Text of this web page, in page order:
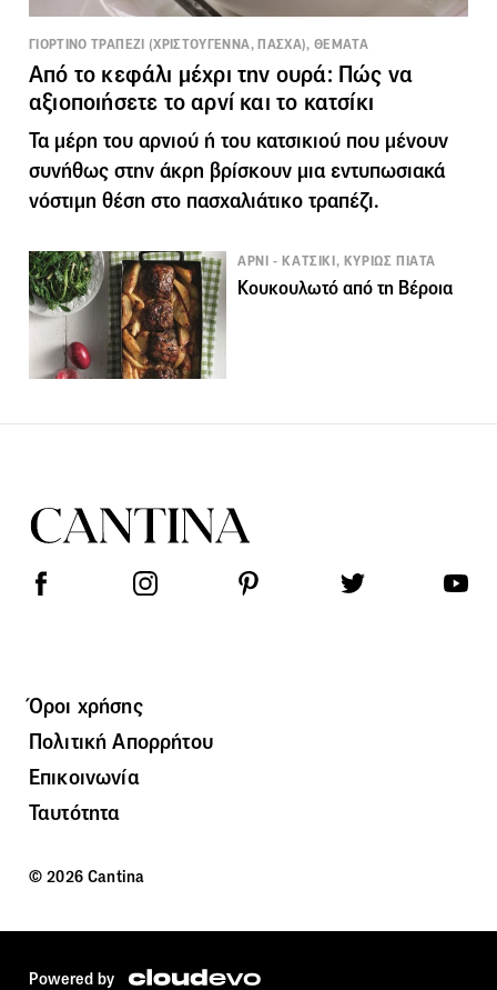
ΓΙΟΡΤΙΝΟ ΤΡΑΠΕΖΙ (ΧΡΙΣΤΟΥΓΕΝΝΑ, ΠΑΣΧΑ), ΘΕΜΑΤΑ
Από το κεφάλι μέχρι την ουρά: Πώς να
αξιοποιήσετε το αρνί και το κατσίκι
Τα μέρη του αρνιού ή του κατσικιού που μένουν
συνήθως στην άκρη βρίσκουν μια εντυπωσιακά
νόστιμη θέση στο πασχαλιάτικο τραπέζι.
ΑΡΝΙ - ΚΑΤΣΙΚΙ, ΚΥΡΙΩΣ ΠΙΑΤΑ
Κουκουλωτό από τη Βέροια
Όροι χρήσης
Πολιτική Απορρήτου
Επικοινωνία
Ταυτότητα
© 2026 Cantina
Powered by